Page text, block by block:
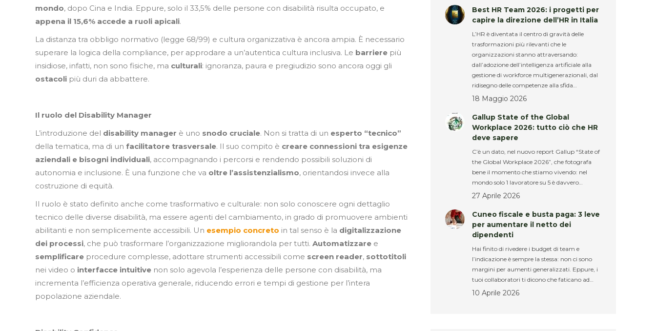
mondo, dopo Cina e India. Eppure, solo il 33,5% delle persone con disabilità risulta occupato, e
appena il 15,6% accede a ruoli apicali.
La distanza tra obbligo normativo (legge 68/99) e cultura organizzativa è ancora ampia. È necessario
superare la logica della compliance, per approdare a un’autentica cultura inclusiva. Le barriere più
insidiose, infatti, non sono fisiche, ma culturali: ignoranza, paura e pregiudizio sono ancora oggi gli
ostacoli più duri da abbattere.
Il ruolo del Disability Manager
L’introduzione del disability manager è uno snodo cruciale. Non si tratta di un esperto “tecnico”
della tematica, ma di un facilitatore trasversale. Il suo compito è creare connessioni tra esigenze
aziendali e bisogni individuali, accompagnando i percorsi e rendendo possibili soluzioni di
autonomia e inclusione. È una funzione che va oltre l’assistenzialismo, orientandosi invece alla
costruzione di equità.
Il ruolo è stato definito anche come trasformativo e culturale: non solo conoscere ogni dettaglio
tecnico delle diverse disabilità, ma essere agenti del cambiamento, in grado di promuovere ambienti
abilitanti e non semplicemente accessibili. Un esempio concreto in tal senso è la digitalizzazione
dei processi, che può trasformare l’organizzazione migliorandola per tutti. Automatizzare e
semplificare procedure complesse, adottare strumenti accessibili come screen reader, sottotitoli
nei video o interfacce intuitive non solo agevola l’esperienza delle persone con disabilità, ma
incrementa l’efficienza operativa generale, riducendo errori e tempi di gestione per l’intera
popolazione aziendale.
Best HR Team 2026: i progetti per
capire la direzione dell’HR in Italia
L’HR è diventata il centro di gravità delle
trasformazioni più rilevanti che le
organizzazioni stanno attraversando:
dall’adozione dell’intelligenza artificiale alla
gestione di workforce multigenerazionali, dal
ridisegno delle competenze alla sfida…
18 Maggio 2026
Gallup State of the Global
Workplace 2026: tutto ciò che HR
deve sapere
C’è un dato, nel nuovo report Gallup “State of
the Global Workplace 2026”, che fotografa
bene il momento che stiamo vivendo: nel
mondo solo 1 lavoratore su 5 è davvero…
27 Aprile 2026
Cuneo fiscale e busta paga: 3 leve
per aumentare il netto dei
dipendenti
Hai finito di rivedere i budget di team e
l’indicazione è sempre la stessa: non ci sono
margini per aumenti generalizzati. Eppure, i
tuoi collaboratori ti dicono che faticano ad…
10 Aprile 2026